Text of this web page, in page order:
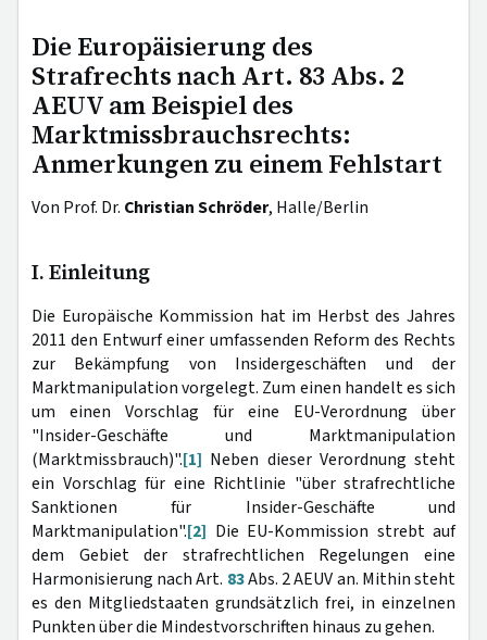
Die Europäisierung des
Strafrechts nach Art. 83 Abs. 2
AEUV am Beispiel des
Marktmissbrauchsrechts:
Anmerkungen zu einem Fehlstart
Von Prof. Dr. Christian Schröder, Halle/Berlin
I. Einleitung
Die Europäische Kommission hat im Herbst des Jahres
2011 den Entwurf einer umfassenden Reform des Rechts
zur Bekämpfung von Insidergeschäften und der
Marktmanipulation vorgelegt. Zum einen handelt es sich
um einen Vorschlag für eine EU-Verordnung über
"Insider-Geschäfte und Marktmanipulation
(Marktmissbrauch)".[1] Neben dieser Verordnung steht
ein Vorschlag für eine Richtlinie "über strafrechtliche
Sanktionen für Insider-Geschäfte und
Marktmanipulation".[2] Die EU-Kommission strebt auf
dem Gebiet der strafrechtlichen Regelungen eine
Harmonisierung nach Art. 83Abs. 2 AEUV an. Mithin steht
es den Mitgliedstaaten grundsätzlich frei, in einzelnen
Punkten über die Mindestvorschriften hinaus zu gehen.